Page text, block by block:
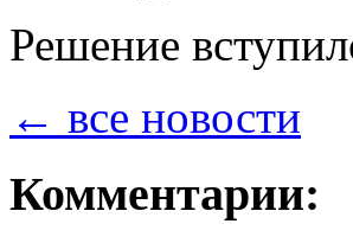
Решение
← все новости
Комментарии: